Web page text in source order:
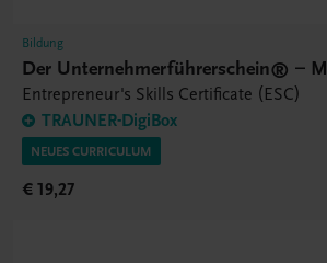
Bildung
Der Unternehmerführerschein® –
Entrepreneur's Skills Certificate (ESC)
TRAUNER-DigiBox
NEUES CURRICULUM
€ 19,27